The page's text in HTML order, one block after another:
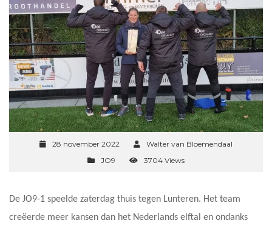
28 november 2022
Walter van Bloemendaal
JO9
3704 Views
De JO9-1 speelde zaterdag thuis tegen Lunteren. Het team
creëerde meer kansen dan het Nederlands elftal en ondanks